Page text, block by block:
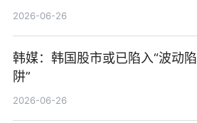
看
2026-06-26
韩媒：韩国股市或已陷入“波动陷
阱”
2026-06-26